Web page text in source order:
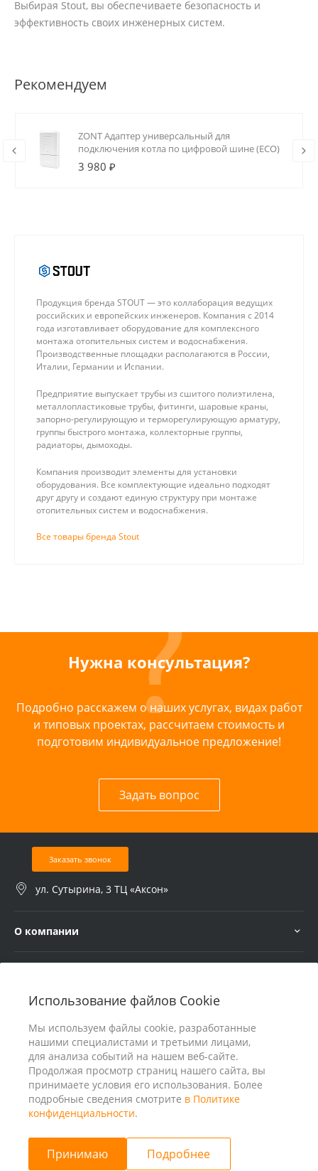
Использование файлов Cookie
Мы используем файлы cookie, разработанные
нашими специалистами и третьими лицами,
для анализа событий на нашем веб-сайте.
Продолжая просмотр страниц нашего сайта, вы
принимаете условия его использования. Более
подробные сведения смотрите в Политике
конфиденциальности.
Принимаю Подробнее
Выбирая Stout, вы обеспечиваете безопасность и
эффективность своих инженерных систем.
Рекомендуем
ZONT Адаптер универсальный для
подключения котла по цифровой шине (ECO)
3 980 ₽
Продукция бренда STOUT — это коллаборация ведущих
российских и европейских инженеров. Компания с 2014
года изготавливает оборудование для комплексного
монтажа отопительных систем и водоснабжения.
Производственные площадки располагаются в России,
Италии, Германии и Испании.
Предприятие выпускает трубы из сшитого полиэтилена,
металлопластиковые трубы, фитинги, шаровые краны,
запорно-регулирующую и терморегулирующую арматуру,
группы быстрого монтажа, коллекторные группы,
радиаторы, дымоходы.
Компания производит элементы для установки
оборудования. Все комплектующие идеально подходят
друг другу и создают единую структуру при монтаже
отопительных систем и водоснабжения.
Все товары бренда Stout
Нужна консультация?
Подробно расскажем о наших услугах, видах работ
и типовых проектах, рассчитаем стоимость и
подготовим индивидуальное предложение!
Задать вопрос
Заказать звонок
ул. Сутырина, 3 ТЦ «Аксон»
О компании